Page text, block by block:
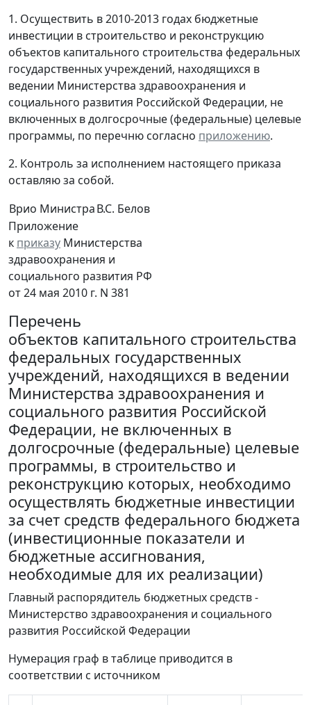
1. Осуществить в 2010-2013 годах бюджетные
инвестиции в строительство и реконструкцию
объектов капитального строительства федеральных
государственных учреждений, находящихся в
ведении Министерства здравоохранения и
социального развития Российской Федерации, не
включенных в долгосрочные (федеральные) целевые
программы, по перечню согласно приложению.
2. Контроль за исполнением настоящего приказа
оставляю за собой.
Врио МинистраВ.С. Белов
Приложение
к приказу Министерства
здравоохранения и
социального развития РФ
от 24 мая 2010 г. N 381
Перечень
объектов капитального строительства
федеральных государственных
учреждений, находящихся в ведении
Министерства здравоохранения и
социального развития Российской
Федерации, не включенных в
долгосрочные (федеральные) целевые
программы, в строительство и
реконструкцию которых, необходимо
осуществлять бюджетные инвестиции
за счет средств федерального бюджета
(инвестиционные показатели и
бюджетные ассигнования,
необходимые для их реализации)
Главный распорядитель бюджетных средств -
Министерство здравоохранения и социального
развития Российской Федерации
Нумерация граф в таблице приводится в
соответствии с источником